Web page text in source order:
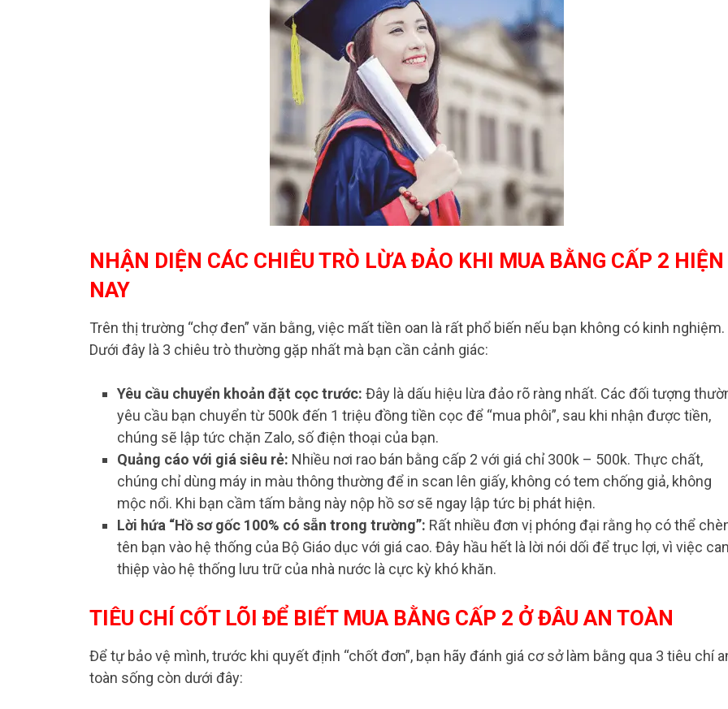
NHẬN DIỆN CÁC CHIÊU TRÒ LỪA ĐẢO KHI MUA BẰNG CẤP 2 HIỆN
NAY
Trên thị trường “chợ đen” văn bằng, việc mất tiền oan là rất phổ biến nếu bạn không có kinh nghiệm.
Dưới đây là 3 chiêu trò thường gặp nhất mà bạn cần cảnh giác:
Yêu cầu chuyển khoản đặt cọc trước: Đây là dấu hiệu lừa đảo rõ ràng nhất. Các đối tượng
yêu cầu bạn chuyển từ 500k đến 1 triệu đồng tiền cọc để “mua phôi”, sau khi nhận được tiền,
chúng sẽ lập tức chặn Zalo, số điện thoại của bạn.
Quảng cáo với giá siêu rẻ: Nhiều nơi rao bán bằng cấp 2 với giá chỉ 300k – 500k. Thực chất,
chúng chỉ dùng máy in màu thông thường để in scan lên giấy, không có tem chống giả, không
mộc nổi. Khi bạn cầm tấm bằng này nộp hồ sơ sẽ ngay lập tức bị phát hiện.
Lời hứa “Hồ sơ gốc 100% có sẵn trong trường”: Rất nhiều đơn vị phóng đại rằng họ có thể
tên bạn vào hệ thống của Bộ Giáo dục với giá cao. Đây hầu hết là lời nói dối để trục lợi, vì việc
thiệp vào hệ thống lưu trữ của nhà nước là cực kỳ khó khăn.
TIÊU CHÍ CỐT LÕI ĐỂ BIẾT MUA BẰNG CẤP 2 Ở ĐÂU AN TOÀN
Để tự bảo vệ mình, trước khi quyết định “chốt đơn”, bạn hãy đánh giá cơ sở làm bằng qua 3 tiêu chí
toàn sống còn dưới đây: